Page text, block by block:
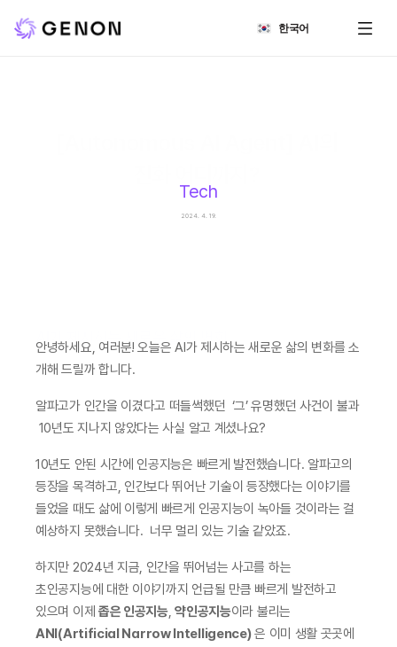
한국어
Tech
2024. 4. 19.
AI가 제시하는 새로운 삶의 변화
안녕하세요, 여러분! 오늘은 AI가 제시하는 새로운 삶의 변화를 소
개해 드릴까 합니다.
알파고가 인간을 이겼다고 떠들썩했던  ‘그’ 유명했던 사건이 불과
10년도 지나지 않았다는 사실 알고 계셨나요?
10년도 안된 시간에 인공지능은 빠르게 발전했습니다. 알파고의
등장을 목격하고, 인간보다 뛰어난 기술이 등장했다는 이야기를
들었을 때도 삶에 이렇게 빠르게 인공지능이 녹아들 것이라는 걸
예상하지 못했습니다.  너무 멀리 있는 기술 같았죠.
하지만 2024년 지금, 인간을 뛰어넘는 사고를 하는
초인공지능에 대한 이야기까지 언급될 만큼 빠르게 발전하고
있으며 이제 좁은 인공지능, 약인공지능
ANI(Artificial Narrow Intelligence) 은 이미 생활 곳곳에